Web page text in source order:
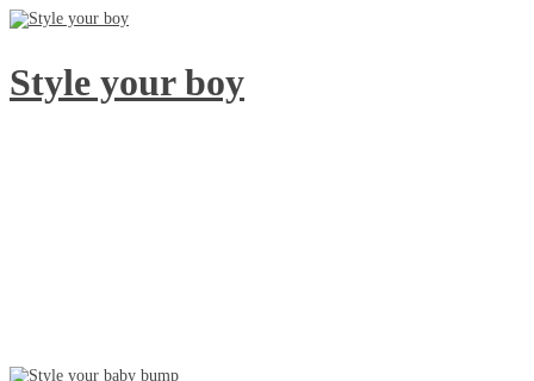
Style your boy